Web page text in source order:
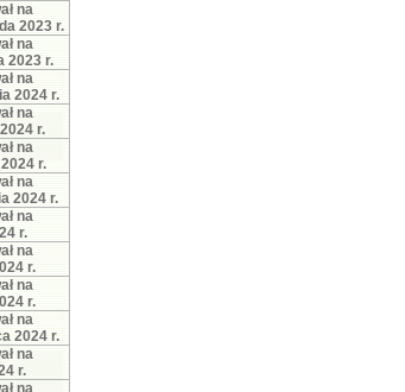
na
2023 r.
na
2023 r.
na
2024 r.
na
r.
na
r.
na
2024 r.
na
r.
na
r.
na
r.
na
2024 r.
na
r.
na